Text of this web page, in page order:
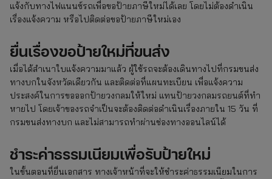
แจ้งกับทางไฟแนนซ์รถเพื่อขอป้ายภาษีใหม่ได้เลย โดยไม่ต้องดำเนิน
เรื่องแจ้งความ หรือไปติดต่อขอป้ายภาษีใหม่เอง
ยื่นเรื่องขอป้ายใหม่ที่ขนส่ง
เมื่อได้สำเนาใบแจ้งความมาแล้ว ผู้ใช้รถจะต้องเดินทางไปที่กรมขนส่ง
ทางบกในจังหวัดเดียวกัน และติดต่อที่แผนทะเบียน เพื่อแจ้งความ
ประสงค์ในการขอออกป้ายวงกลมให้ใหม่ แทนป้ายวงกลมรถยนต์ที่ทำ
หายไป โดยเจ้าของรถจำเป็นจะต้องติดต่อดำเนินเรื่องภายใน 15 วัน ที่
กรมขนส่งทางบก และไม่สามารถทำผ่านช่องทางออนไลน์ได้
ชำระค่าธรรมเนียมเพื่อรับป้ายใหม่
ในขั้นตอนที่ยื่นเอกสาร ทางเจ้าหน้าที่จะให้ชำระค่าธรรมเนียมในการ